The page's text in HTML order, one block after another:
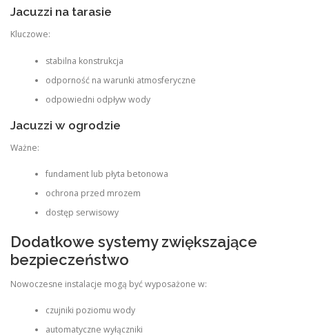
Jacuzzi na tarasie
Kluczowe:
stabilna konstrukcja
odporność na warunki atmosferyczne
odpowiedni odpływ wody
Jacuzzi w ogrodzie
Ważne:
fundament lub płyta betonowa
ochrona przed mrozem
dostęp serwisowy
Dodatkowe systemy zwiększające
bezpieczeństwo
Nowoczesne instalacje mogą być wyposażone w:
czujniki poziomu wody
automatyczne wyłączniki